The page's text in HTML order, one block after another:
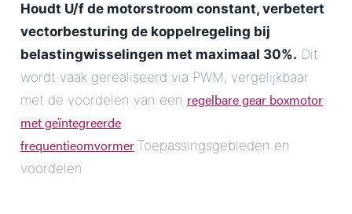
Houdt U/f de motorstroom constant, verbetert
vectorbesturing de koppelregeling bij
belastingwisselingen met maximaal 30%. Dit
wordt vaak gerealiseerd via PWM, vergelijkbaar
met de voordelen van een regelbare gear boxmotor
met geïntegreerde
frequentieomvormer.Toepassingsgebieden en
voordelen